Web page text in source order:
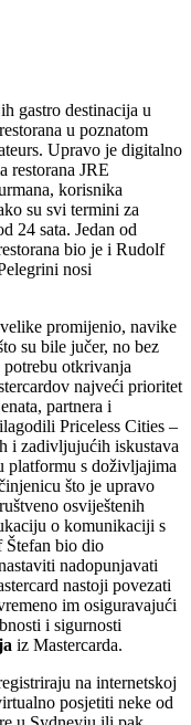
gastro destinacija u
u poznatom
Upravo je digitalno
restorana JRE
korisnika
su svi termini za
24 sata. Jedan od
bio je i Rudolf
nosi
promijenio, navike
su bile jučer, no bez
otkrivanja
najveći prioritet
partnera i
Priceless Cities –
i zadivljujućih iskustava
platformu s doživljajima
što je upravo
osviještenih
o komunikaciji s
Štefan bio dio
nadopunjavati
nastoji povezati
im osiguravajući
i sigurnosti
iz Mastercarda.
na internetskoj
posjetiti neke od